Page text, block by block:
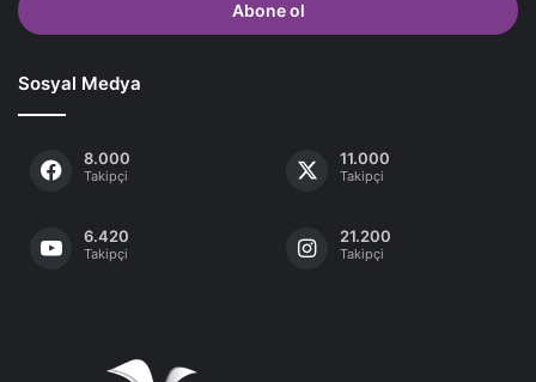
giriniz
Sosyal Medya
8.000
Takipçi
11.000
Takipçi
6.420
Takipçi
21.200
Takipçi